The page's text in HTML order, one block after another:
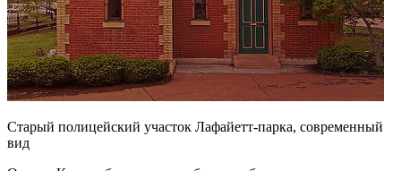
Старый полицейский участок Лафайетт-парка, современный
вид